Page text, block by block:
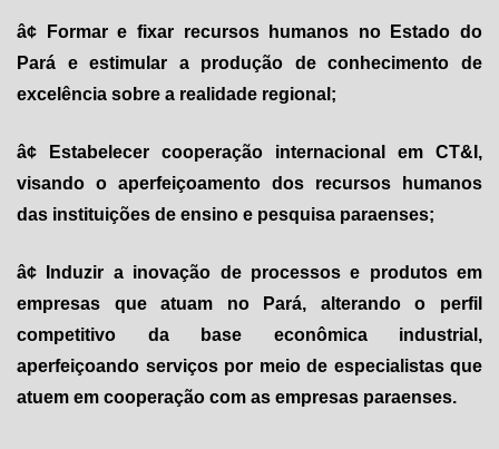
â¢ Formar e fixar recursos humanos no Estado do
Pará e estimular a produção de conhecimento de
excelência sobre a realidade regional;
â¢ Estabelecer cooperação internacional em CT&I,
visando o aperfeiçoamento dos recursos humanos
das instituições de ensino e pesquisa paraenses;
â¢ Induzir a inovação de processos e produtos em
empresas que atuam no Pará, alterando o perfil
competitivo da base econômica industrial,
aperfeiçoando serviços por meio de especialistas que
atuem em cooperação com as empresas paraenses.